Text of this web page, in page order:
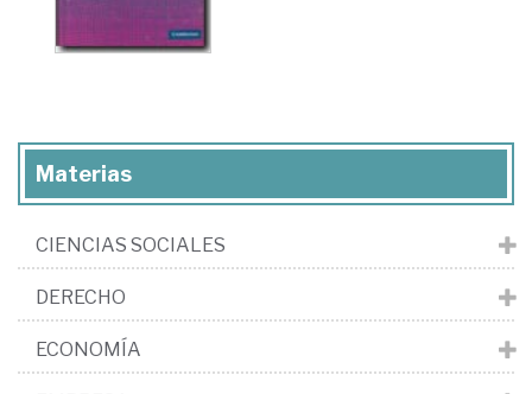
Materias
CIENCIAS SOCIALES
DERECHO
ECONOMÍA